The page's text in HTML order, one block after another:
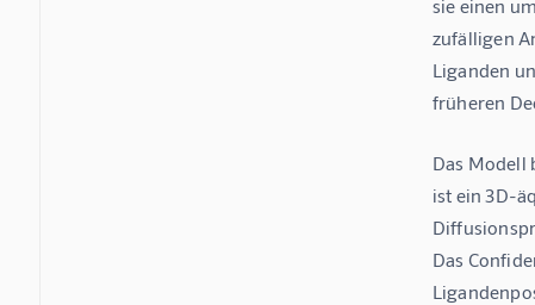
sie einen
zufälligen
Liganden
früheren
Das Modell
ist ein 3D-
Das